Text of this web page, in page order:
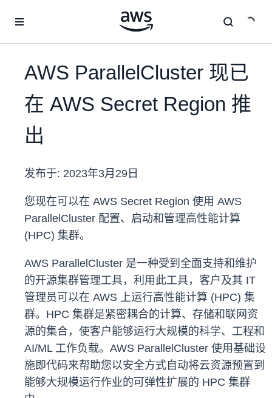
AWS ParallelCluster 现已
在 AWS Secret Region 推
出
发布于: 2023年3月29日
您现在可以在 AWS Secret Region 使用 AWS
ParallelCluster 配置、启动和管理高性能计算
(HPC) 集群。
AWS ParallelCluster 是一种受到全面支持和维护
的开源集群管理工具，利用此工具，客户及其 IT
管理员可以在 AWS 上运行高性能计算 (HPC) 集
群。HPC 集群是紧密耦合的计算、存储和联网资
源的集合，使客户能够运行大规模的科学、工程和
AI/ML 工作负载。AWS ParallelCluster 使用基础设
施即代码来帮助您以安全方式自动将云资源预置到
能够大规模运行作业的可弹性扩展的 HPC 集群